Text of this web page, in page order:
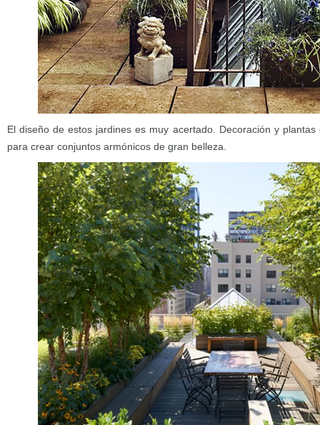
El diseño de estos jardines es muy acertado. Decoración y
para crear conjuntos armónicos de gran belleza.